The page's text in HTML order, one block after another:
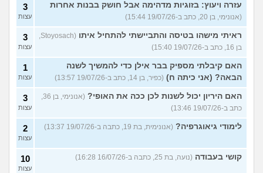
עזרה ויעוץ: בזוגיות מדהימה אבל חושק בבנות אחרות
(אנונימי, בן 20, כתב ב-19/07/26 15:44)
3
עצות
ראיתי מישהו בטיסה והתביישתי להתחיל איתו
(Stoyosach,
בן 16, כתב ב-19/07/26 15:40)
3
עצות
האם קיבלתי מספיק בבר אילן כדי להמשיך לשנה
הבאה? (אני כיתה ח) (כפיר, בן 14, כתב ב-19/07/26 13:57)
1
עצות
האם היריון יכול לשנות לכן ככה את האופי?
(אנונימי, בן 36,
כתב ב-19/07/26 13:46)
3
עצות
לימודי גיאוגרפיה? (אנונימית, בת 19, כתבה ב-19/07/26 13:37) 2
עצות
קושי בעבודה (נועה, בת 25, כתבה ב-16/07/26 16:28) 10
עצות